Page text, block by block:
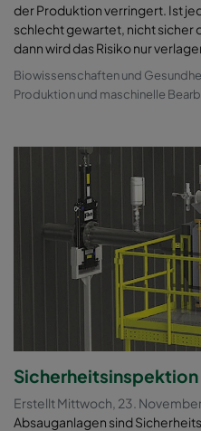
der Produktion verringert. Ist
schlecht gewartet, nicht sicher
dann wird das Risiko nur
Biowissenschaften und
Produktion und maschinelle
Erstellt Mittwoch, 23.
Absauganlagen sind